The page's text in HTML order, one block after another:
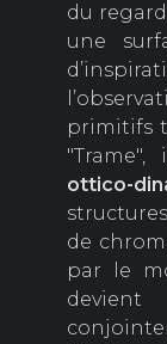
du
une
primitifs
ottico-
de
par le